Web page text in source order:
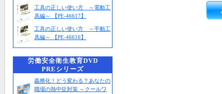
工具の正しい使い方 ～電動工
具編～ 【PE-46617】
工具の正しい使い方 ～手動工
具編～ 【PE-46616】
労働安全衛生教育DVD
PREシリーズ
義務化！どう変わる？あなたの
職場の熱中症対策 ～クールワ